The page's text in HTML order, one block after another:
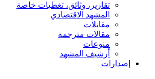
تقارير، وثائق، تغطيات خاصة
المشهد الاقتصادي
مقابلات
مقالات مترجمة
منوعات
أرشيف المشهد
إصدارات